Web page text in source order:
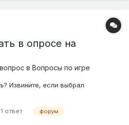
в опросе на
в Вопросы по игре
Извините, если выбрал
1 ответ форум